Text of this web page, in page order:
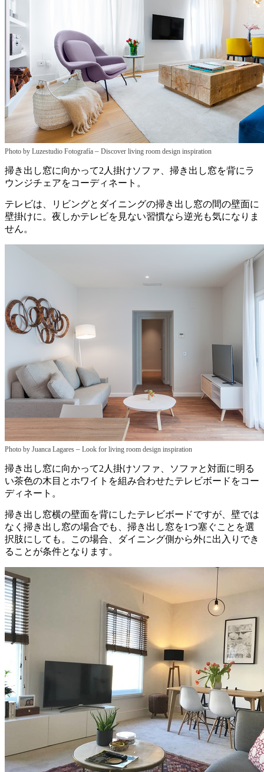
Photo by Luzestudio Fotografía – Discover living room design inspiration
掃き出し窓に向かって2人掛けソファ、掃き出し窓を背にラ
ウンジチェアをコーディネート。
テレビは、リビングとダイニングの掃き出し窓の間の壁面に
壁掛けに。夜しかテレビを見ない習慣なら逆光も気になりま
せん。
Photo by Juanca Lagares – Look for living room design inspiration
掃き出し窓に向かって2人掛けソファ、ソファと対面に明る
い茶色の木目とホワイトを組み合わせたテレビボードをコー
ディネート。
掃き出し窓横の壁面を背にしたテレビボードですが、壁では
なく掃き出し窓の場合でも、掃き出し窓を1つ塞ぐことを選
択肢にしても。この場合、ダイニング側から外に出入りでき
ることが条件となります。